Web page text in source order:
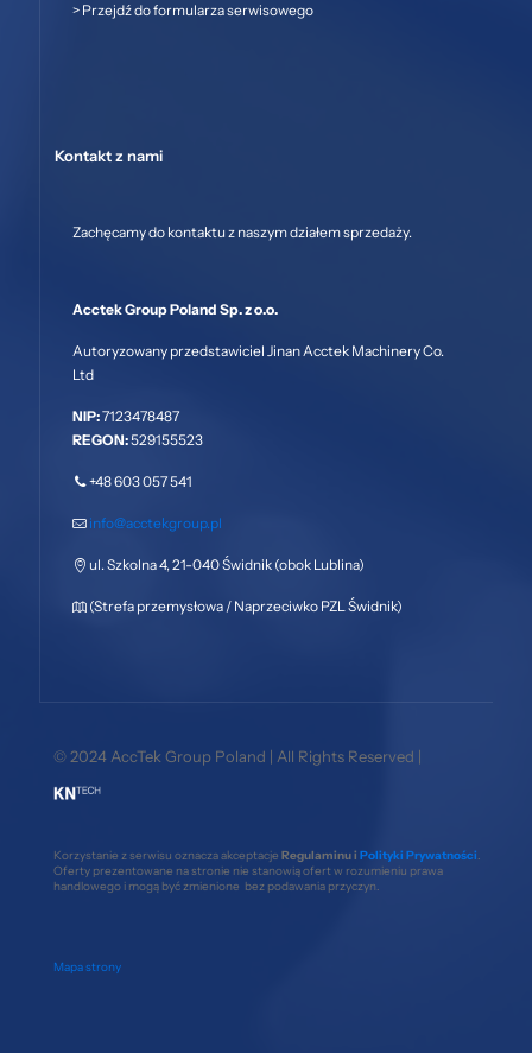
> Przejdź do formularza serwisowego
Kontakt z nami
Zachęcamy do kontaktu z naszym działem sprzedaży.
Acctek Group Poland Sp. z o.o.
Autoryzowany przedstawiciel Jinan Acctek Machinery Co.
Ltd
NIP:7123478487
REGON:529155523
+48 603 057 541
info@acctekgroup.pl
ul. Szkolna 4, 21-040 Świdnik (obok Lublina)
(Strefa przemysłowa / Naprzeciwko PZL Świdnik)
© 2024 AccTek Group Poland | All Rights Reserved |
Korzystanie z serwisu oznacza akceptacje Regulaminu i Polityki Prywatności
Oferty prezentowane na stronie nie stanowią ofert w rozumieniu prawa
handlowego i mogą być zmienione bez podawania przyczyn.
Mapa strony